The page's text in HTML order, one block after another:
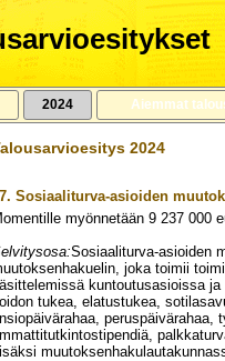
2024 Aiemmat
VALTION TALOUSARVIOKSI
2024
Sosiaaliturva-asioiden
myönnetään 9 237 000
Sosiaaliturva-asioiden
joka toimii
kuntoutusasioissa
tukea, elatustukea,